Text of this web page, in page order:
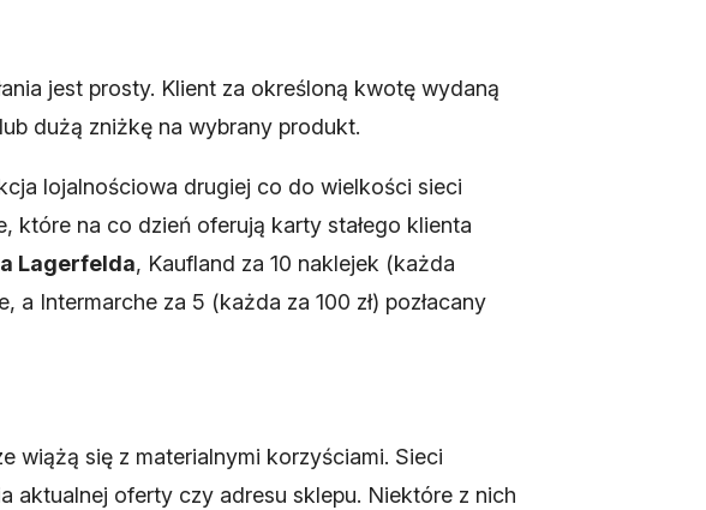
jest prosty. Klient za określoną kwotę wydaną
dużą zniżkę na wybrany produkt.
lojalnościowa drugiej co do wielkości sieci
na co dzień oferują karty stałego klienta
Lagerfelda, Kaufland za 10 naklejek (każda
Intermarche za 5 (każda za 100 zł) pozłacany
wiążą się z materialnymi korzyściami. Sieci
aktualnej oferty czy adresu sklepu. Niektóre z nich